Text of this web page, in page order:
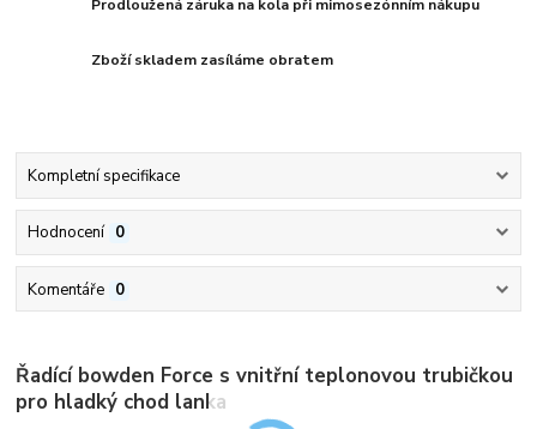
Prodloužená záruka na kola při mimosezónním nákupu
Zboží skladem zasíláme obratem
Kompletní specifikace
Hodnocení 0
Komentáře 0
Řadící bowden Force s vnitřní teplonovou trubičkou
pro hladký chod lanka